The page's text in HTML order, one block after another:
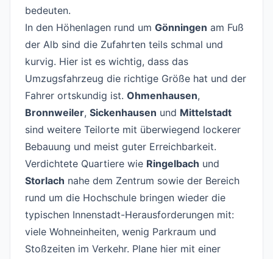
bedeuten.
In den Höhenlagen rund um Gönningen am Fuß
der Alb sind die Zufahrten teils schmal und
kurvig. Hier ist es wichtig, dass das
Umzugsfahrzeug die richtige Größe hat und der
Fahrer ortskundig ist. Ohmenhausen,
Bronnweiler, Sickenhausen und Mittelstadt
sind weitere Teilorte mit überwiegend lockerer
Bebauung und meist guter Erreichbarkeit.
Verdichtete Quartiere wie Ringelbach und
Storlach nahe dem Zentrum sowie der Bereich
rund um die Hochschule bringen wieder die
typischen Innenstadt-Herausforderungen mit:
viele Wohneinheiten, wenig Parkraum und
Stoßzeiten im Verkehr. Plane hier mit einer